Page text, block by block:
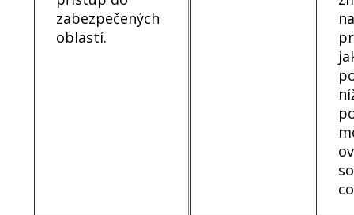
zabezpečených
oblastí.